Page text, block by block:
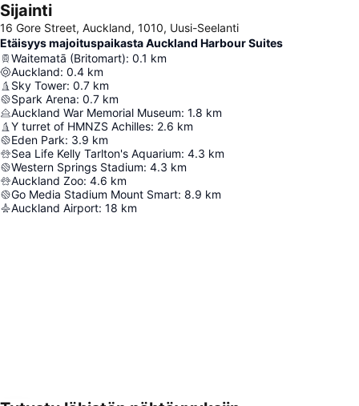
Sijainti
16 Gore Street, Auckland, 1010, Uusi-Seelanti
Etäisyys majoituspaikasta Auckland Harbour Suites
Waitematā (Britomart): 0.1 km
Auckland: 0.4 km
Sky Tower: 0.7 km
Spark Arena: 0.7 km
Auckland War Memorial Museum: 1.8 km
Y turret of HMNZS Achilles: 2.6 km
Eden Park: 3.9 km
Sea Life Kelly Tarlton's Aquarium: 4.3 km
Western Springs Stadium: 4.3 km
Auckland Zoo: 4.6 km
Go Media Stadium Mount Smart: 8.9 km
Auckland Airport: 18 km